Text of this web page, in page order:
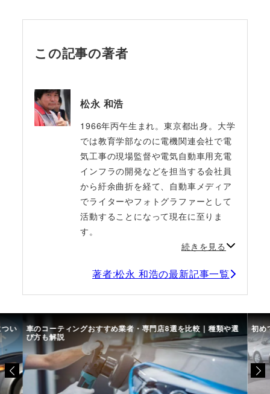
この記事の著者
松永 和浩
1966年丙午生まれ。東京都出身。大学
では教育学部なのに電機関連会社で電
気工事の現場監督や電気自動車用充電
インフラの開発などを担当する会社員
から紆余曲折を経て、自動車メディア
でライターやフォトグラファーとして
活動することになって現在に至りま
す。
続きを見る
著者:松永 和浩の最新記事一覧
い 車のコーティングおすすめ業者・専門店8選を比較｜種類や選
び方も解説
初め